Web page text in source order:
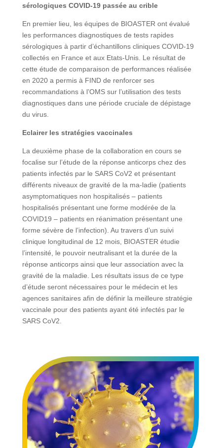
sérologiques COVID-19 passée au crible
En premier lieu, les équipes de BIOASTER ont évalué
les performances diagnostiques de tests rapides
sérologiques à partir d’échantillons cliniques COVID-19
collectés en France et aux Etats-Unis. Le résultat de
cette étude de comparaison de performances réalisée
en 2020 a permis à FIND de renforcer ses
recommandations à l’OMS sur l’utilisation des tests
diagnostiques dans une période cruciale de dépistage
du virus.
Eclairer les stratégies vaccinales
La deuxième phase de la collaboration en cours se
focalise sur l’étude de la réponse anticorps chez des
patients infectés par le SARS CoV2 et présentant
différents niveaux de gravité de la ma-ladie (patients
asymptomatiques non hospitalisés – patients
hospitalisés présentant une forme modérée de la
COVID19 – patients en réanimation présentant une
forme sévère de l’infection). Au travers d’un suivi
clinique longitudinal de 12 mois, BIOASTER étudie
l’intensité, le pouvoir neutralisant et la durée de la
réponse anticorps ainsi que leur association avec la
gravité de la maladie. Les résultats issus de ce type
d’étude seront nécessaires pour le médecin et les
agences sanitaires afin de définir la meilleure stratégie
vaccinale pour des patients ayant été infectés par le
SARS CoV2.